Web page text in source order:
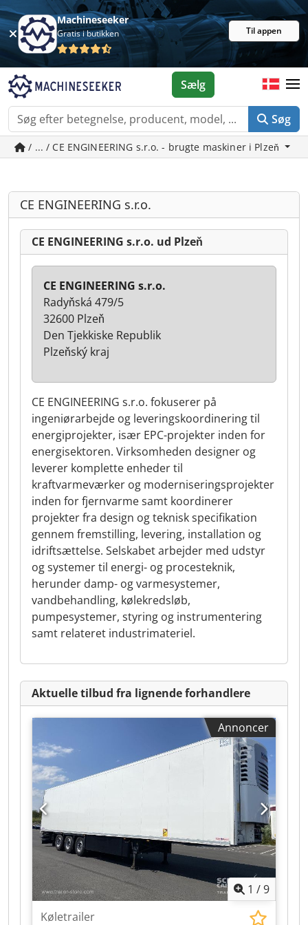
Machineseeker
Gratis i butikken Til appen
Søg
Sælg
/ ... / CE ENGINEERING s.r.o. - brugte maskiner i Plzeň
CE ENGINEERING s.r.o.
CE ENGINEERING s.r.o. ud Plzeň
CE ENGINEERING s.r.o. fokuserer på
ingeniørarbejde og leveringskoordinering til
energiprojekter, især EPC-projekter inden for
energisektoren. Virksomheden designer og
leverer komplette enheder til
kraftvarmeværker og moderniseringsprojekter
inden for fjernvarme samt koordinerer
projekter fra design og teknisk specifikation
gennem fremstilling, levering, installation og
idriftsættelse. Selskabet arbejder med udstyr
og systemer til energi- og procesteknik,
herunder damp- og varmesystemer,
vandbehandling, kølekredsløb,
pumpesystemer, styring og instrumentering
samt relateret industrimateriel.
CE ENGINEERING s.r.o.
Radyňská 479/5
32600 Plzeň
Den Tjekkiske Republik
Plzeňský kraj
Aktuelle tilbud fra lignende forhandlere
Annoncer
1 /9
Køletrailer